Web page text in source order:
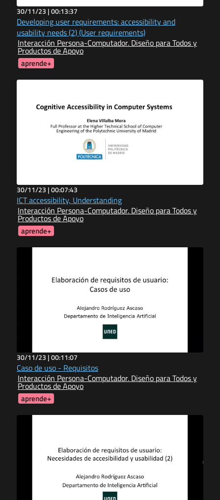
30/11/23 |00:13:37
Developing user requirements: accessibility and
usability needs (2) (User requirements)
Interacción Persona-Computador. Diseño para Todos y
Productos de Apoyo
aprende+
30/11/23 |00:07:43
ICT accessibility, Understanding
Interacción Persona-Computador. Diseño para Todos y
Productos de Apoyo
aprende+
30/11/23 |00:11:07
Caso de uso - Requisitos
Interacción Persona-Computador. Diseño para Todos y
Productos de Apoyo
aprende+